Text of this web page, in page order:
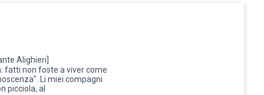
Alighieri]
fatti non foste a viver come
Li miei compagni
picciola, al